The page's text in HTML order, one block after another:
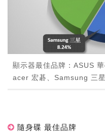
顯示器最佳品牌：ASUS
acer 宏碁、Samsung 三星
隨身碟 最佳品牌